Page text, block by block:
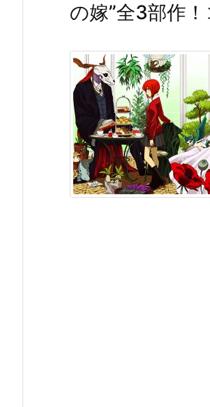
の嫁”全3部作